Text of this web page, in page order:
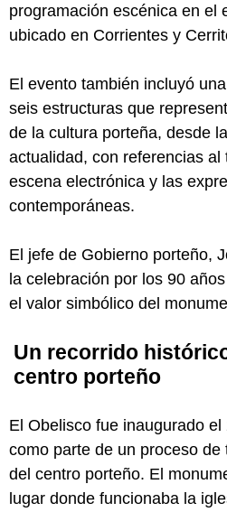
programación escénica en el
ubicado en Corrientes y
El evento también incluyó
seis estructuras que
de la cultura porteña, desde
actualidad, con referencias
escena electrónica y las
contemporáneas.
El jefe de Gobierno porteño,
la celebración por los 90
el valor simbólico del
Un recorrido
centro porteño
El Obelisco fue inaugurado
como parte de un proceso
del centro porteño. El
lugar donde funcionaba la